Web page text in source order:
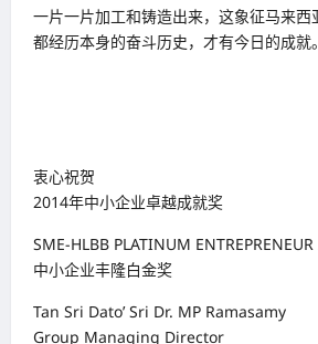
一片一片加工和铸造出来，这象征马来西
都经历本身的奋斗历史，才有今日的成就。
衷心祝贺
2014年中小企业卓越成就奖
SME-HLBB PLATINUM
中小企业丰隆白金奖
Tan Sri Dato’ Sri Dr. MP Ramasamy
Group Managing Director